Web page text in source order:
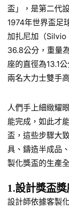
盃」，是第二代
1974年世界盃足
加扎尼加（Silvio
36.8公分，重量
座的直徑為13.1
兩名大力士雙手
人們手上細緻耀
能完成，如此才
盃，這些步驟大
具、鑄造半成品
製化獎盃的生產
1.設計獎盃獎
設計師依據客製